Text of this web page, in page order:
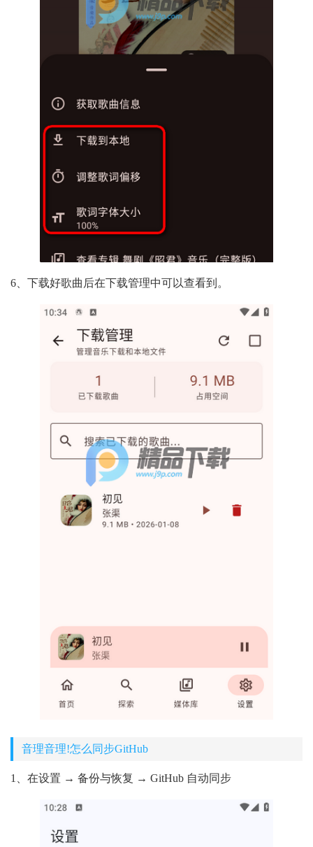
6、下载好歌曲后在下载管理中可以查看到。
音理音理!怎么同步GitHub
1、在设置 → 备份与恢复 → GitHub 自动同步